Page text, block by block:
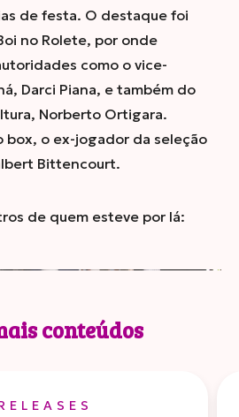
de festa. O destaque foi
no Rolete, por onde
como o vice-
Darci Piana, e também do
Norberto Ortigara.
box, o ex-jogador da seleção
Bittencourt.
de quem esteve por lá:
conteúdos